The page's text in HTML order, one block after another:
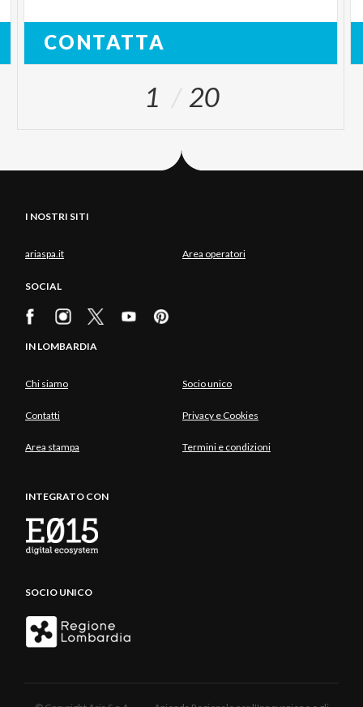
CONTATTA
1 20
I NOSTRI SITI
ariaspa.it Area operatori
SOCIAL
IN LOMBARDIA
Chi siamo Socio unico
Contatti Privacy e Cookies
Area stampa Termini e condizioni
INTEGRATO CON
SOCIO UNICO